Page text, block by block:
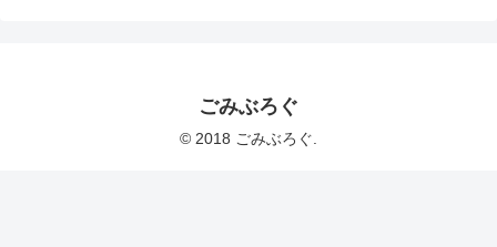
ごみぶろぐ
© 2018 ごみぶろぐ.